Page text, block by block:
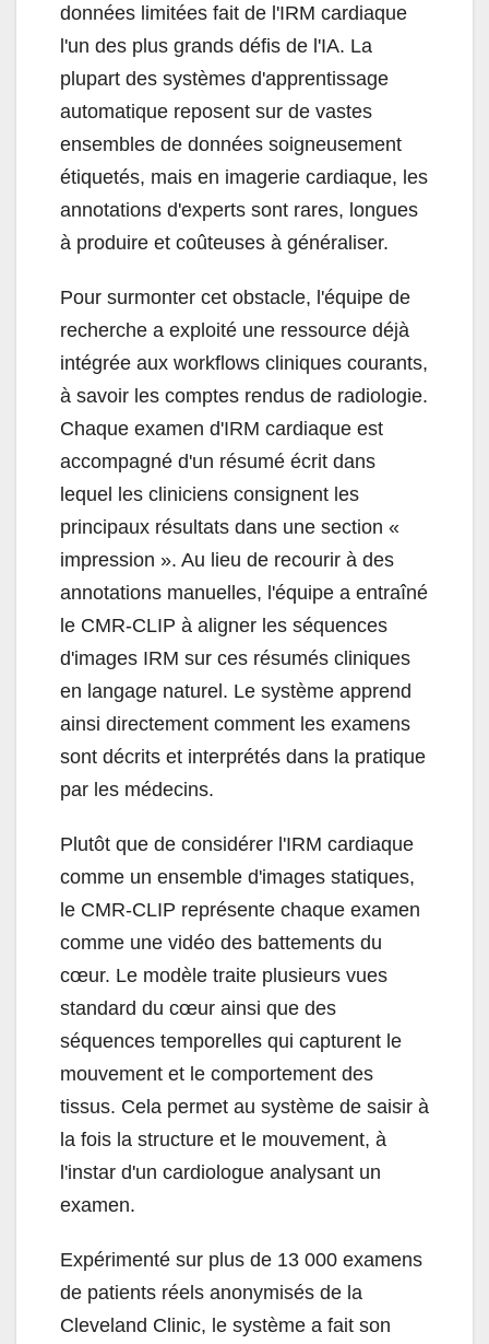
données limitées fait de l'IRM cardiaque
l'un des plus grands défis de l'IA. La
plupart des systèmes d'apprentissage
automatique reposent sur de vastes
ensembles de données soigneusement
étiquetés, mais en imagerie cardiaque, les
annotations d'experts sont rares, longues
à produire et coûteuses à généraliser.
Pour surmonter cet obstacle, l'équipe de
recherche a exploité une ressource déjà
intégrée aux workflows cliniques courants,
à savoir les comptes rendus de radiologie.
Chaque examen d'IRM cardiaque est
accompagné d'un résumé écrit dans
lequel les cliniciens consignent les
principaux résultats dans une section «
impression ». Au lieu de recourir à des
annotations manuelles, l'équipe a entraîné
le CMR-CLIP à aligner les séquences
d'images IRM sur ces résumés cliniques
en langage naturel. Le système apprend
ainsi directement comment les examens
sont décrits et interprétés dans la pratique
par les médecins.
Plutôt que de considérer l'IRM cardiaque
comme un ensemble d'images statiques,
le CMR-CLIP représente chaque examen
comme une vidéo des battements du
cœur. Le modèle traite plusieurs vues
standard du cœur ainsi que des
séquences temporelles qui capturent le
mouvement et le comportement des
tissus. Cela permet au système de saisir à
la fois la structure et le mouvement, à
l'instar d'un cardiologue analysant un
examen.
Expérimenté sur plus de 13 000 examens
de patients réels anonymisés de la
Cleveland Clinic, le système a fait son